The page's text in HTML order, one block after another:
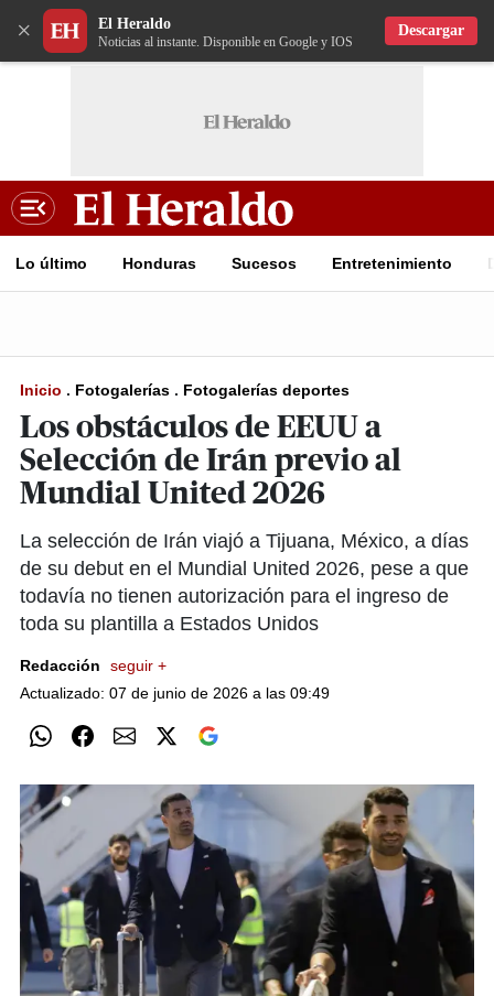
× El Heraldo
Noticias al instante. Disponible en Google y IOS
Descargar
Lo último Honduras Sucesos Entretenimiento
Inicio . Fotogalerías . Fotogalerías deportes
Los obstáculos de EEUU a
Selección de Irán previo al
Mundial United 2026
La selección de Irán viajó a Tijuana, México, a días
de su debut en el Mundial United 2026, pese a que
todavía no tienen autorización para el ingreso de
toda su plantilla a Estados Unidos
Redacción
seguir +
Actualizado: 07 de junio de 2026 a las 09:49